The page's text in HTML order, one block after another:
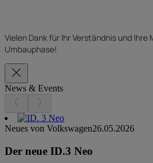
Vielen Dank für Ihr Verständnis und
Umbauphase!
News & Events
Neues von Volkswagen26.05.2026
Der neue ID.3 Neo